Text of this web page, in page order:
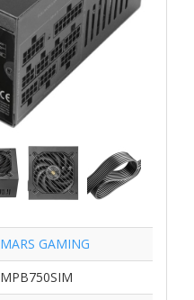
MARS GAMING
MPB750SIM